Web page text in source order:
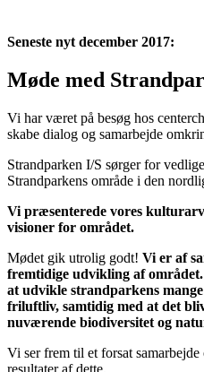
Seneste nyt december 2017:
Møde med
Vi har været på besøg hos
skabe dialog og samarbejde
Strandparken I/S sørger for
Strandparkens område i den
Vi præsenterede vores
visioner for området.
Mødet gik utrolig godt! Vi er af
fremtidige udvikling af
at udvikle strandparkens
friluftliv, samtidig med at det
nuværende biodiversitet og
Vi ser frem til et forsat
resultater af dette.